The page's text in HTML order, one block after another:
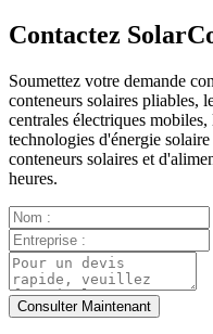
Contactez
Soumettez votre demande
conteneurs solaires pliables,
centrales électriques
technologies d'énergie
conteneurs solaires et
heures.